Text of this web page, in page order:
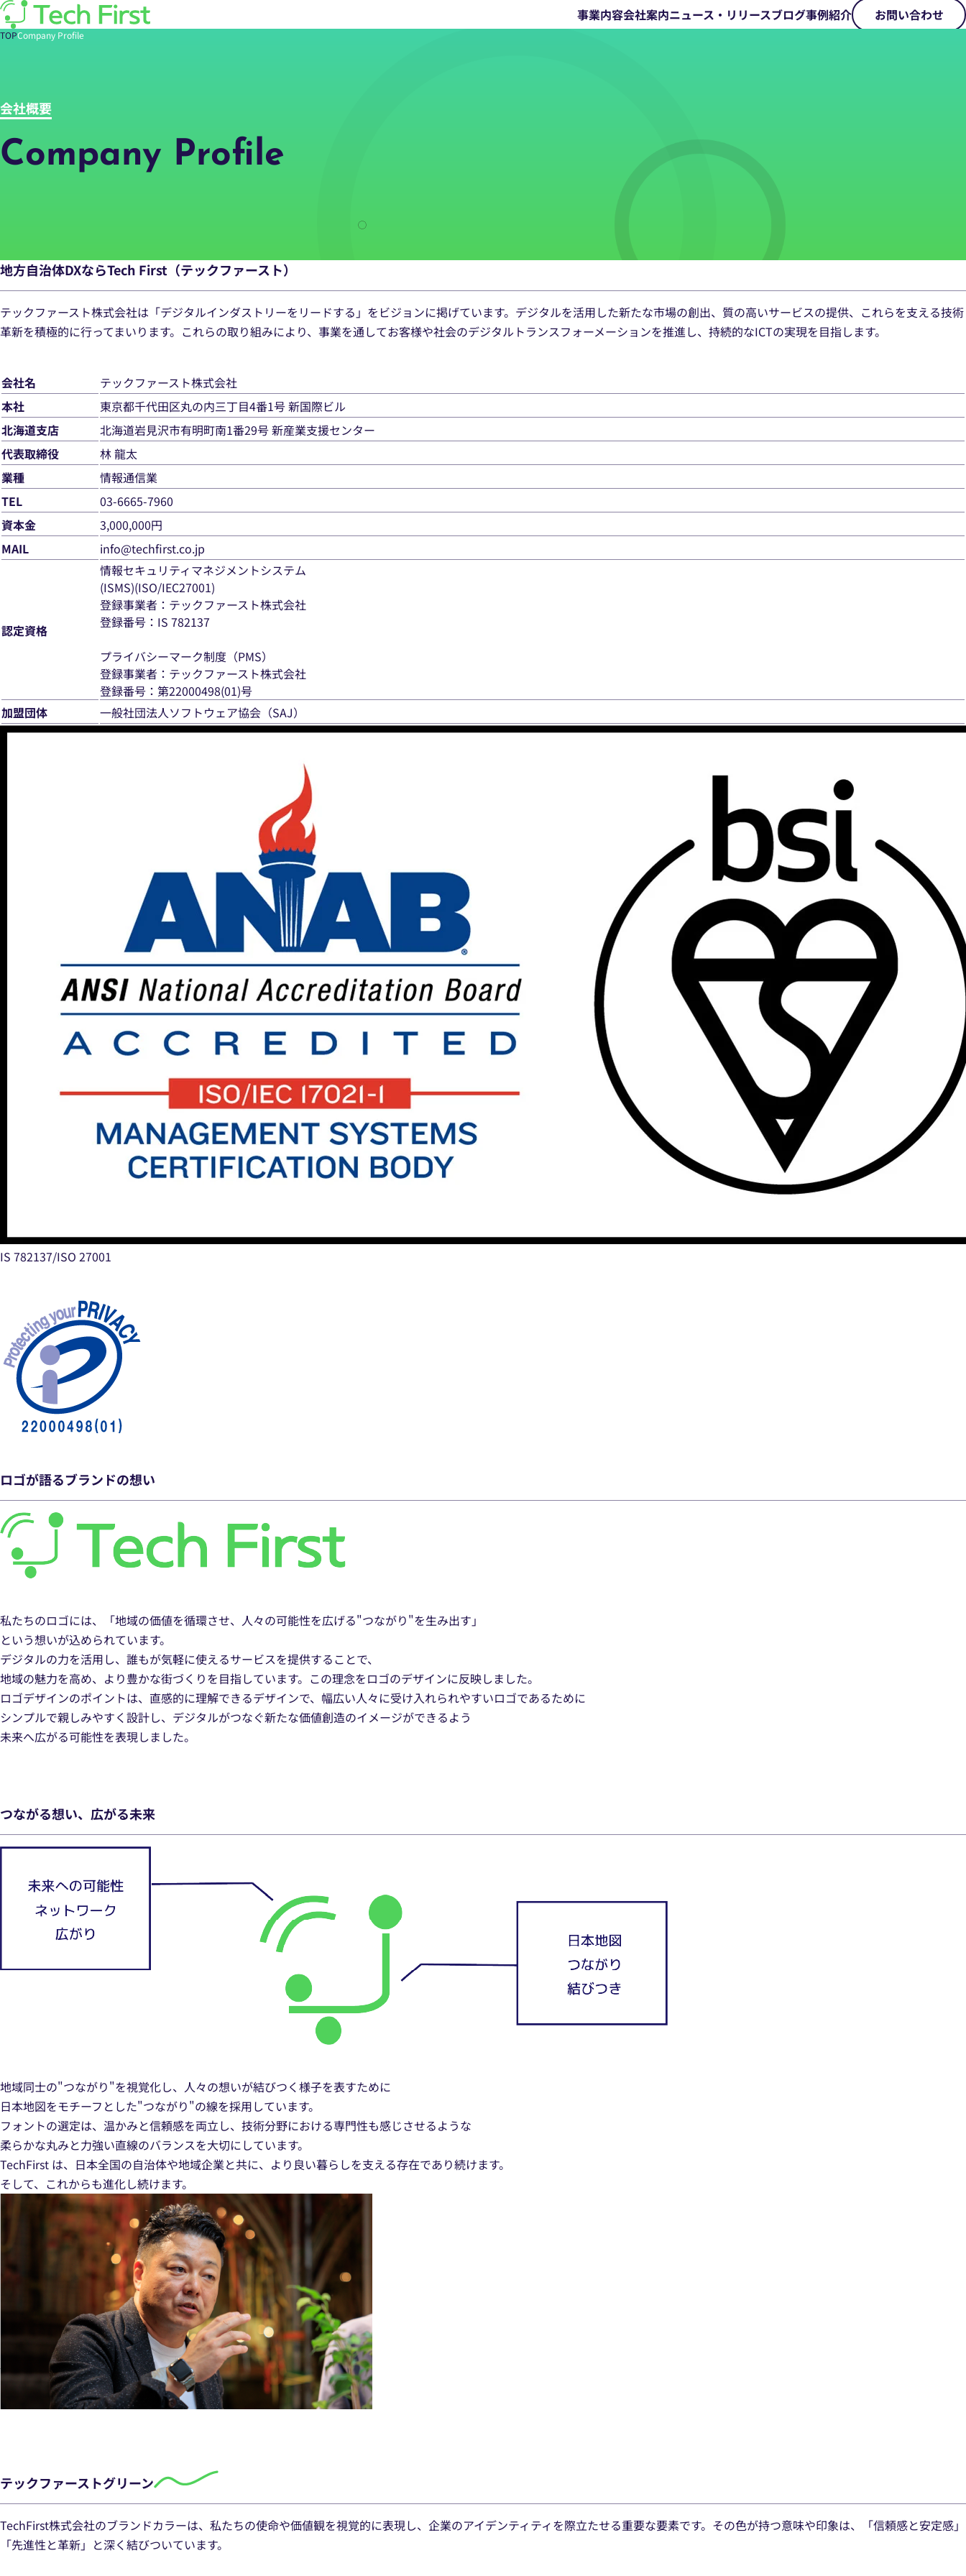
事業内容会社案内ニュース・リリースブログ事例紹介 お問い合わせ
TOPCompany Profile
会社概要
Company Profile
地方自治体DXならTech First（テックファースト）
テックファースト株式会社は「デジタルインダストリーをリードする」をビジョンに掲げています。デジタルを活用した新たな市場の創出、質の高いサービスの提供、これらを支える技術
革新を積極的に行ってまいります。これらの取り組みにより、事業を通してお客様や社会のデジタルトランスフォーメーションを推進し、持続的なICTの実現を目指します。
会社名
テックファースト株式会社
本社
東京都千代田区丸の内三丁目4番1号 新国際ビル
北海道支店
北海道岩見沢市有明町南1番29号 新産業支援センター
代表取締役
林 龍太
業種
情報通信業
TEL
03-6665-7960
資本金
3,000,000円
MAIL
info@techfirst.co.jp
認定資格
情報セキュリティマネジメントシステム
(ISMS)(ISO/IEC27001)
登録事業者：テックファースト株式会社
登録番号：IS 782137
プライバシーマーク制度（PMS）
登録事業者：テックファースト株式会社
登録番号：第22000498(01)号
加盟団体
一般社団法人ソフトウェア協会（SAJ）
IS 782137/ISO 27001
ロゴが語るブランドの想い
私たちのロゴには、
「地域の価値を循環させ、人々の可能性を広げる"つながり"を生み出す」
という想いが込められています。
デジタルの力を活用し、誰もが気軽に使えるサービスを提供することで、
地域の魅力を高め、より豊かな街づくりを目指しています。この理念をロゴのデザインに反映しました。
ロゴデザインのポイントは、直感的に理解できるデザインで、幅広い人々に受け入れられやすいロゴであるために
シンプルで親しみやすく設計し、デジタルがつなぐ新たな価値創造のイメージができるよう
未来へ広がる可能性を表現しました。
つながる想い、広がる未来
地域同士の"つながり"を視覚化し、人々の想いが結びつく様子を表すために
日本地図をモチーフとした"つながり"の線を採用しています。
フォントの選定は、温かみと信頼感を両立し、技術分野における専門性も感じさせるような
柔らかな丸みと力強い直線のバランスを大切にしています。
TechFirst は、日本全国の自治体や地域企業と共に、より良い暮らしを支える存在であり続けます。
そして、これからも進化し続けます。
テックファーストグリーン
TechFirst株式会社のブランドカラーは、私たちの使命や価値観を視覚的に表現し、企業のアイデンティティを際立たせる重要な要素です。その色が持つ意味や印象は、
「信頼感と安定感」
「先進性と革新」 と深く結びついています。